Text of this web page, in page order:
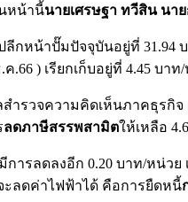
หน้านี้นายเศรษฐา ทวีสิน นา
กหน้าปั๊มปัจจุบันอยู่ที่ 31.94
.66 ) เรียกเก็บอยู่ที่ 4.45 บาท
ำรวจความคิดเห็นภาคธุรกิ
ลดภาษีสรรพสามิตให้เหลือ
ารลดลงอีก 0.20 บาท/หน่ว
ลดค่าไฟฟ้าได้ คือการยืดหนี้